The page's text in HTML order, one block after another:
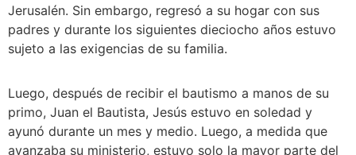
Jerusalén. Sin embargo, regresó a su hogar con sus
padres y durante los siguientes dieciocho años estuvo
sujeto a las exigencias de su familia.
Luego, después de recibir el bautismo a manos de su
primo, Juan el Bautista, Jesús estuvo en soledad y
ayunó durante un mes y medio. Luego, a medida que
avanzaba su ministerio, estuvo solo la mayor parte del